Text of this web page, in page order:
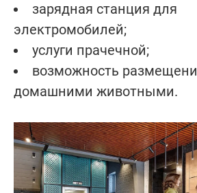
зарядная станция для
электромобилей;
услуги прачечной;
возможность
домашними животными.